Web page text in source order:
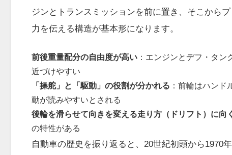
ジンとトランスミッションを前に置き、そこから
力を伝える構造が基本形になります。
前後重量配分の自由度が高い ：エンジンとデフ・タ
近づけやすい
「操舵」と「駆動」の役割が分かれる ：前輪はハン
動が読みやすいとされる
後輪を滑らせて向きを変える走り方（ドリフト）に向く
の特性がある
自動車の歴史を振り返ると、20世紀初頭から1970